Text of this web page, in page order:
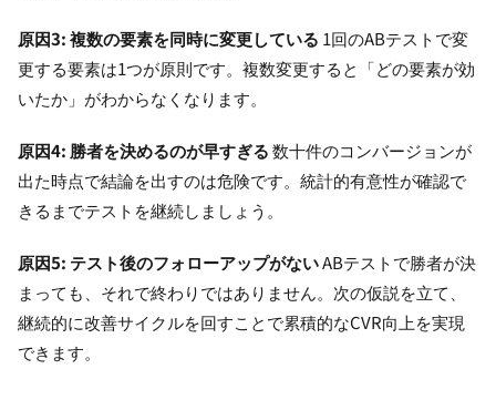
原因3: 複数の要素を同時に変更している 1回のABテストで変
更する要素は1つが原則です。複数変更すると「どの要素が効
いたか」がわからなくなります。
原因4: 勝者を決めるのが早すぎる数十件のコンバージョンが
出た時点で結論を出すのは危険です。統計的有意性が確認で
きるまでテストを継続しましょう。
原因5: テスト後のフォローアップがないABテストで勝者が決
まっても、それで終わりではありません。次の仮説を立て、
継続的に改善サイクルを回すことで累積的なCVR向上を実現
できます。